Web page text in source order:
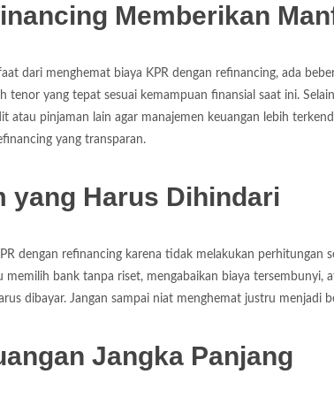
Memberikan
dari menghemat biaya KPR dengan refinancing, ada
tenor yang tepat sesuai kemampuan finansial saat ini.
atau pinjaman lain agar manajemen keuangan lebih
yang transparan.
yang Harus Dihindari
dengan refinancing karena tidak melakukan perhitungan
bank tanpa riset, mengabaikan biaya tersembunyi,
dibayar. Jangan sampai niat menghemat justru menjadi
Jangka Panjang